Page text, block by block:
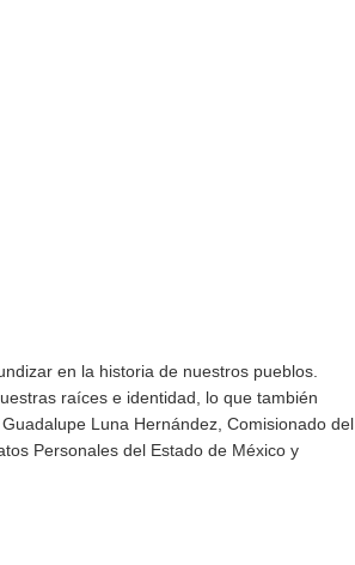
en la historia de nuestros pueblos.
raíces e identidad, lo que también
Luna Hernández, Comisionado del
Personales del Estado de México y